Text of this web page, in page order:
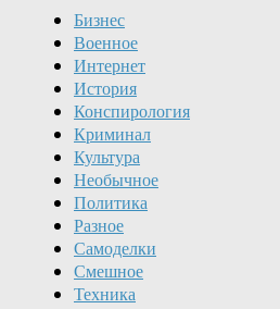
Бизнес
Военное
Интернет
История
Конспирология
Криминал
Культура
Необычное
Политика
Разное
Самоделки
Смешное
Техника